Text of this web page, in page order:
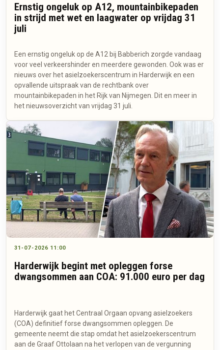
Ernstig ongeluk op A12, mountainbikepaden
in strijd met wet en laagwater op vrijdag 31
juli
Een ernstig ongeluk op de A12 bij Babberich zorgde vandaag
voor veel verkeershinder en meerdere gewonden. Ook was er
nieuws over het asielzoekerscentrum in Harderwijk en een
opvallende uitspraak van de rechtbank over
mountainbikepaden in het Rijk van Nijmegen. Dit en meer in
het nieuwsoverzicht van vrijdag 31 juli.
31-07-2026 11:00
Harderwijk begint met opleggen forse
dwangsommen aan COA: 91.000 euro per dag
Harderwijk gaat het Centraal Orgaan opvang asielzoekers
(COA) definitief forse dwangsommen opleggen. De
gemeente neemt die stap omdat het asielzoekerscentrum
aan de Graaf Ottolaan na het verlopen van de vergunning